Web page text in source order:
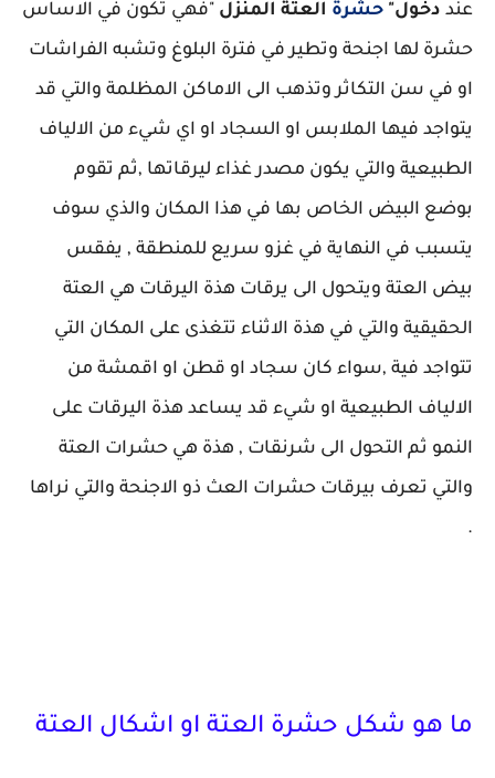
عند دخول" حشرة العتة المنزل "فهي تكون في الاساس
حشرة لها اجنحة وتطير في فترة البلوغ وتشبه الفراشات
او في سن التكاثر وتذهب الى الاماكن المظلمة والتي قد
يتواجد فيها الملابس او السجاد او اي شيء من الالياف
الطبيعية والتي يكون مصدر غذاء ليرقاتها ,ثم تقوم
بوضع البيض الخاص بها في هذا المكان والذي سوف
يتسبب في النهاية في غزو سريع للمنطقة , يفقس
بيض العتة ويتحول الى يرقات هذة اليرقات هي العتة
الحقيقية والتي في هذة الاثناء تتغذى على المكان التي
تتواجد فية ,سواء كان سجاد او قطن او اقمشة من
الالياف الطبيعية او شيء قد يساعد هذة اليرقات على
النمو ثم التحول الى شرنقات , هذة هي حشرات العتة
والتي تعرف بيرقات حشرات العث ذو الاجنحة والتي نراها
.
ما هو شكل حشرة العتة او اشكال العتة